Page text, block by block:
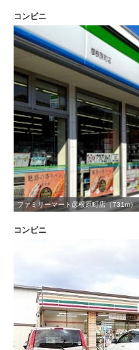
コンビニ
ファミリーマート彦根原町店（731m）
コンビニ